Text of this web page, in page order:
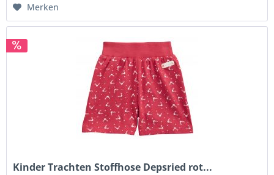
Merken
Kinder Trachten Stoffhose Depsried rot...